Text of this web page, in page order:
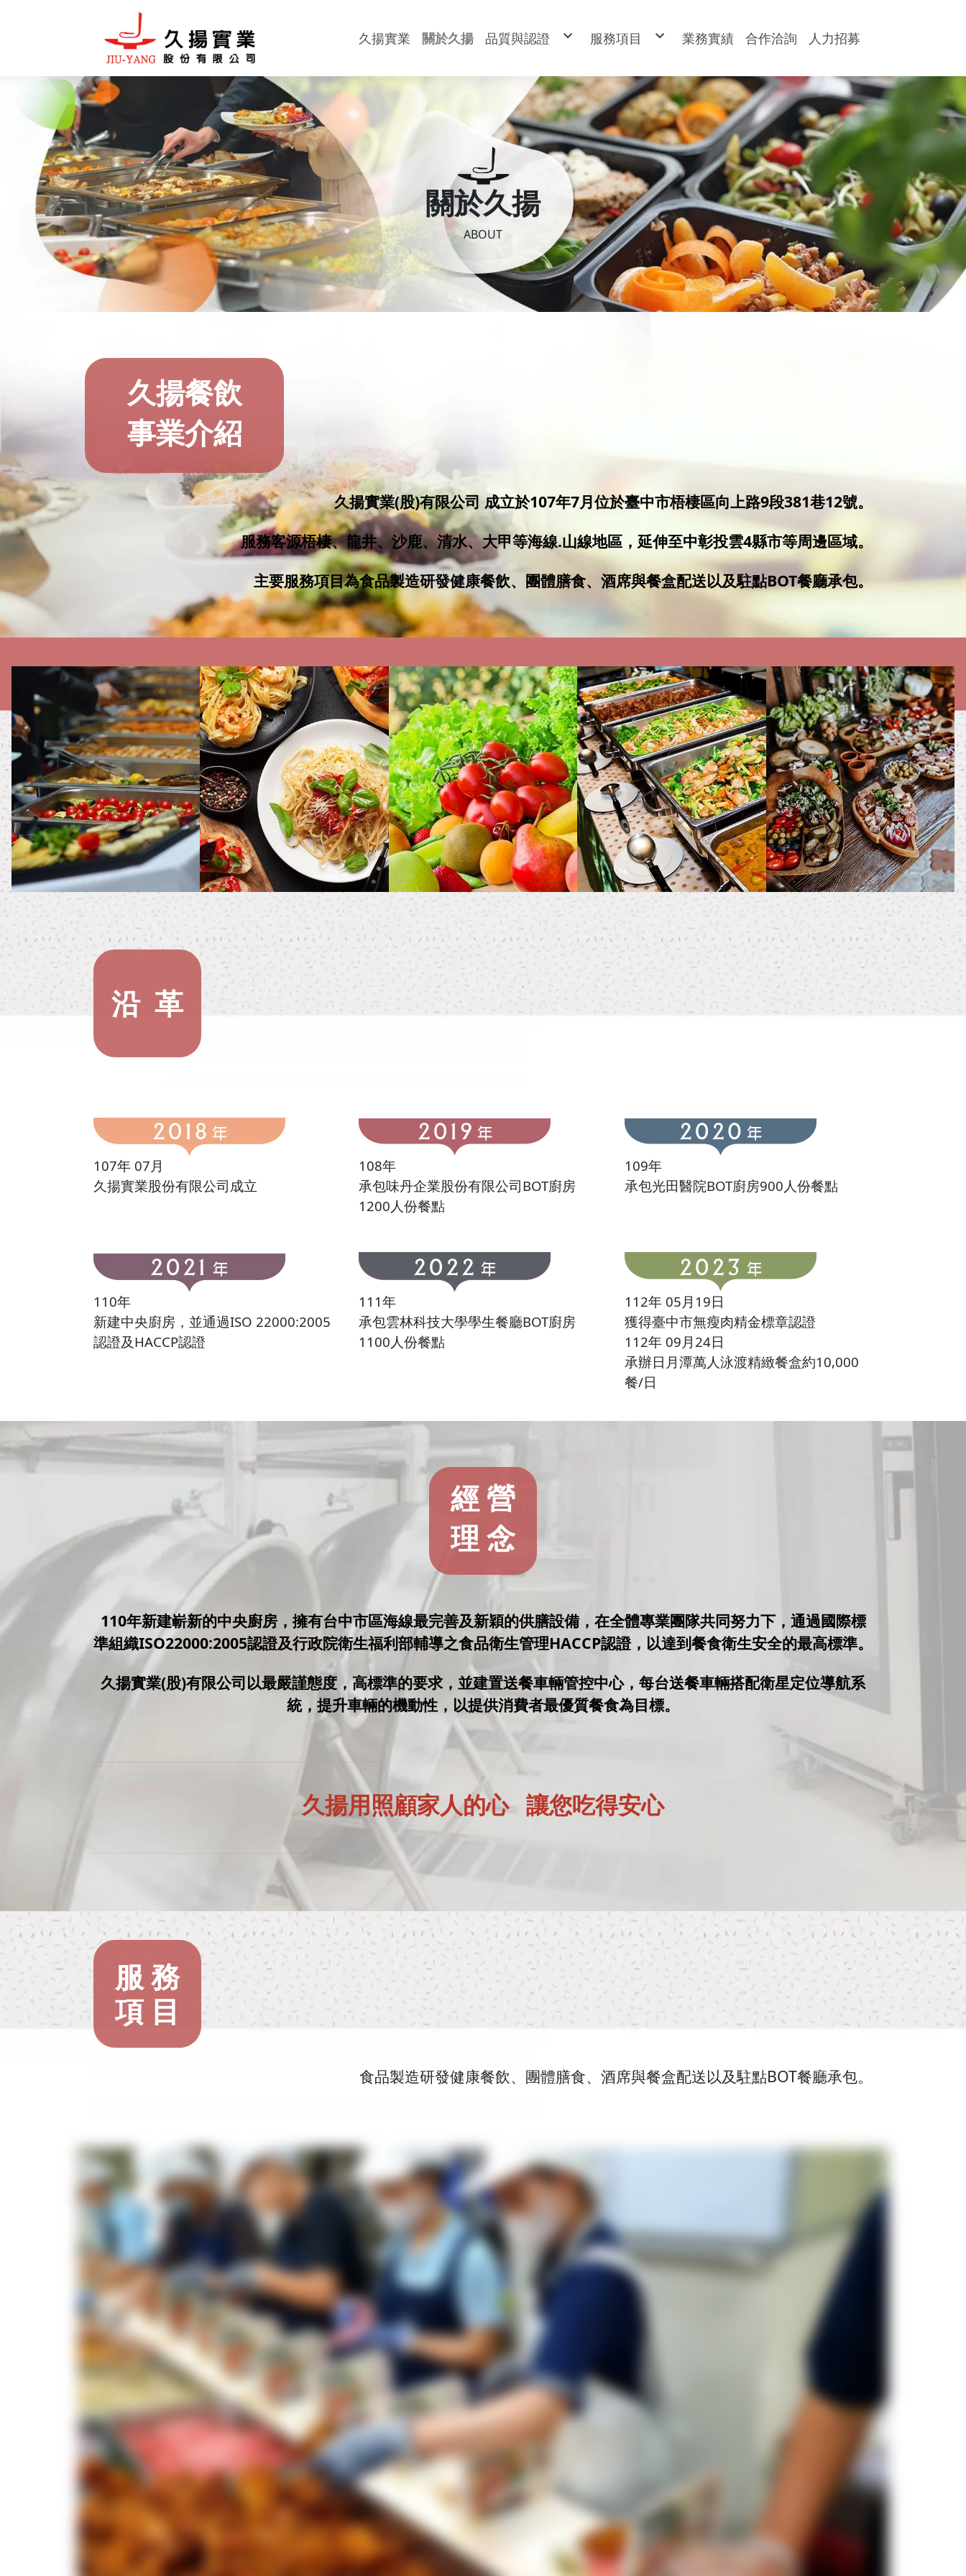
久揚實業 關於久揚 品質與認證 服務項目 業務實績 合作洽詢 人力招募
關於久揚
ABOUT
久揚餐飲
事業介紹
久揚實業(股)有限公司 成立於107年7月位於臺中市梧棲區向上路9段381巷12號。
服務客源梧棲、龍井、沙鹿、清水、大甲等海線.山線地區，延伸至中彰投雲4縣市等周邊區域。
主要服務項目為食品製造研發健康餐飲、團體膳食、酒席與餐盒配送以及駐點BOT餐廳承包。
沿 革
107年 07月
久揚實業股份有限公司成立
108年
承包味丹企業股份有限公司BOT廚房
1200人份餐點
109年
承包光田醫院BOT廚房900人份餐點
110年
新建中央廚房，並通過ISO 22000:2005
認證及HACCP認證
111年
承包雲林科技大學學生餐廳BOT廚房
1100人份餐點
112年 05月19日
獲得臺中市無瘦肉精金標章認證
112年 09月24日
承辦日月潭萬人泳渡精緻餐盒約10,000
餐/日
經 營
理 念
110年新建嶄新的中央廚房，擁有台中市區海線最完善及新穎的供膳設備，在全體專業團隊共同努力下，通過國際標
準組織ISO22000:2005認證及行政院衛生福利部輔導之食品衛生管理HACCP認證，以達到餐食衛生安全的最高標準。
久揚實業(股)有限公司以最嚴謹態度，高標準的要求，並建置送餐車輛管控中心，每台送餐車輛搭配衛星定位導航系
統，提升車輛的機動性，以提供消費者最優質餐食為目標。
久揚用照顧家人的心 讓您吃得安心
服 務
項 目
食品製造研發健康餐飲、團體膳食、酒席與餐盒配送以及駐點BOT餐廳承包。